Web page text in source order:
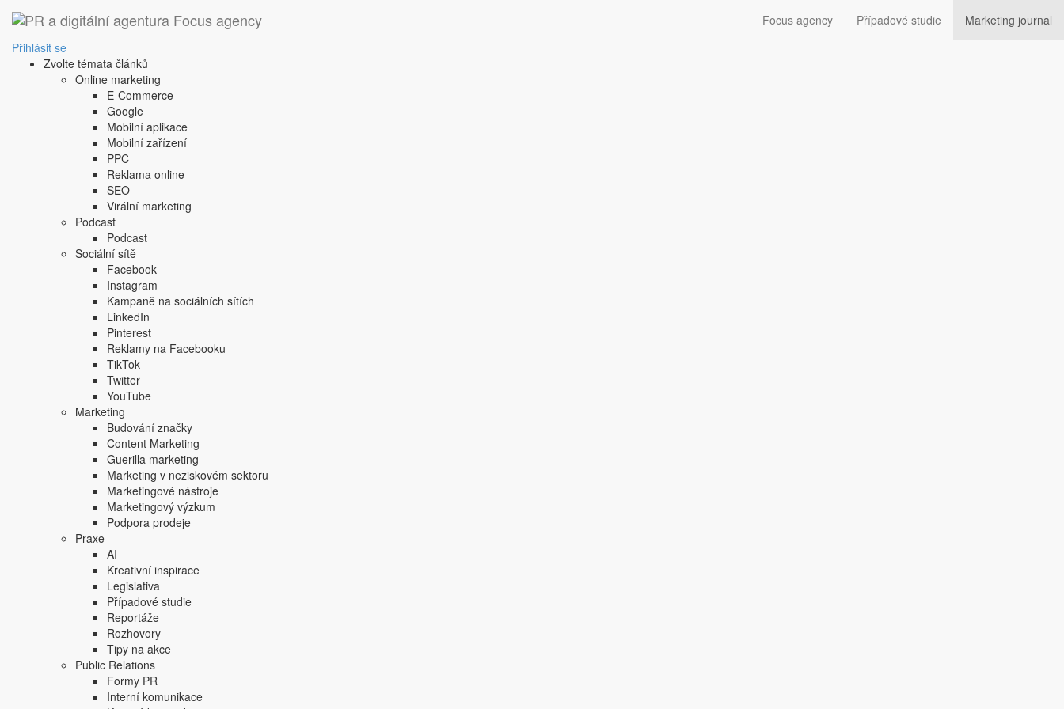
Focus agency Případové studie
Marketing journal
Přihlásit se
Zvolte témata článků
Online marketing
E-Commerce
Google
Mobilní aplikace
Mobilní zařízení
PPC
Reklama online
SEO
Virální marketing
Podcast
Podcast
Sociální sítě
Facebook
Instagram
Kampaně na sociálních sítích
LinkedIn
Pinterest
Reklamy na Facebooku
TikTok
Twitter
YouTube
Marketing
Budování značky
Content Marketing
Guerilla marketing
Marketing v neziskovém sektoru
Marketingové nástroje
Marketingový výzkum
Podpora prodeje
Praxe
AI
Kreativní inspirace
Legislativa
Případové studie
Reportáže
Rozhovory
Tipy na akce
Public Relations
Formy PR
Interní komunikace
Copyright © 2004-2020 Focus Agency, s.r.o. Plné znění licenčních podmínek. ISSN
Jakékoliv publikování, přebírání nebo šíření obsahu je bez písemného souhlasu
Focus Agency, s.r.o. zakázáno.